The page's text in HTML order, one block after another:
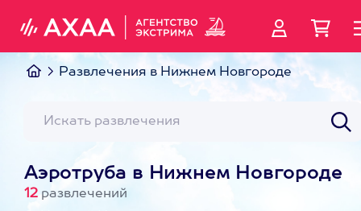
Развлечения в Нижнем Новгороде
Аэротруба в Нижнем Новгороде
12 развлечений